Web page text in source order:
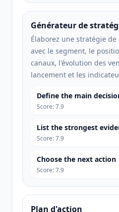
Générateur de
Élaborez une stratégie
avec le segment, le
canaux, l'évolution des
lancement et les
Define the main
Score:7.9
List the strongest
Score:7.9
Choose the next action
Score:7.9
Plan d'action